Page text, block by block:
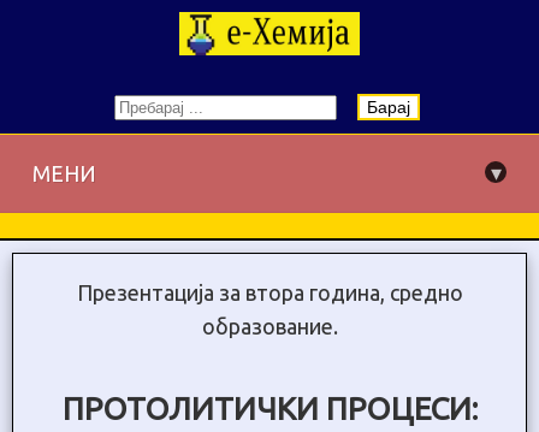
Барај
МЕНИ ▾
Презентација за втора година, средно
образование.
ПРОТОЛИТИЧКИ ПРОЦЕСИ: